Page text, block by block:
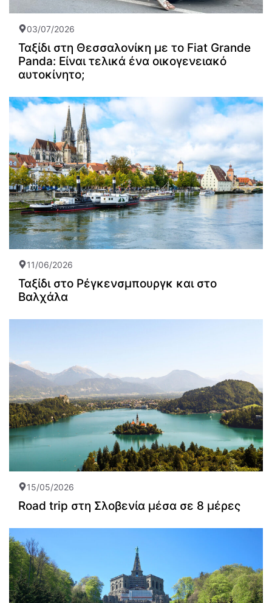
03/07/2026
Ταξίδι στη Θεσσαλονίκη με το Fiat Grande
Panda: Είναι τελικά ένα οικογενειακό
αυτοκίνητο;
11/06/2026
Ταξίδι στο Ρέγκενσμπουργκ και στο
Βαλχάλα
15/05/2026
Road trip στη Σλοβενία μέσα σε 8 μέρες